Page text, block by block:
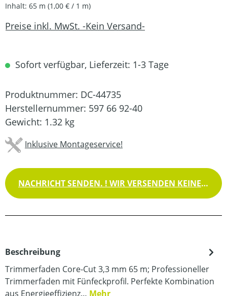
Inhalt: 65 m (1,00 € / 1 m)
Preise inkl. MwSt. -Kein Versand-
Sofort verfügbar, Lieferzeit: 1-3 Tage
Produktnummer: DC-44735
Herstellernummer: 597 66 92-40
Gewicht: 1.32 kg
Inklusive Montageservice!
NACHRICHT SENDEN. ! WIR VERSENDEN KEINE WAREN !
Beschreibung
Trimmerfaden Core-Cut 3,3 mm 65 m; Professioneller
Trimmerfaden mit Fünfeckprofil. Perfekte Kombination
aus Energieeffizienz… Mehr